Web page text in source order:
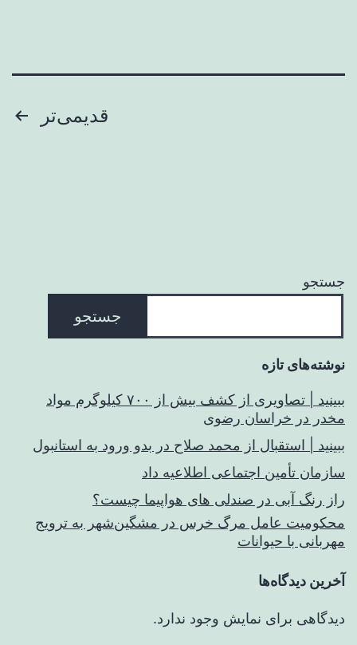
قدیمی‌تر
جستجو
جستجو
نوشته‌های تازه
ببینید | تصاویری از کشف بیش از ۷۰۰ کیلوگرم مواد
مخدر در خراسان رضوی
ببینید | استقبال از محمد صلاح در بدو ورود به استانبول
سازمان تأمین اجتماعی اطلاعیه داد
راز رنگ آبی در صندلی های هواپیما چیست؟
محکومیت عامل مرگ خرس در مشگین‌شهر به ترویج
مهربانی با حیوانات
آخرین دیدگاه‌ها
دیدگاهی برای نمایش وجود ندارد.